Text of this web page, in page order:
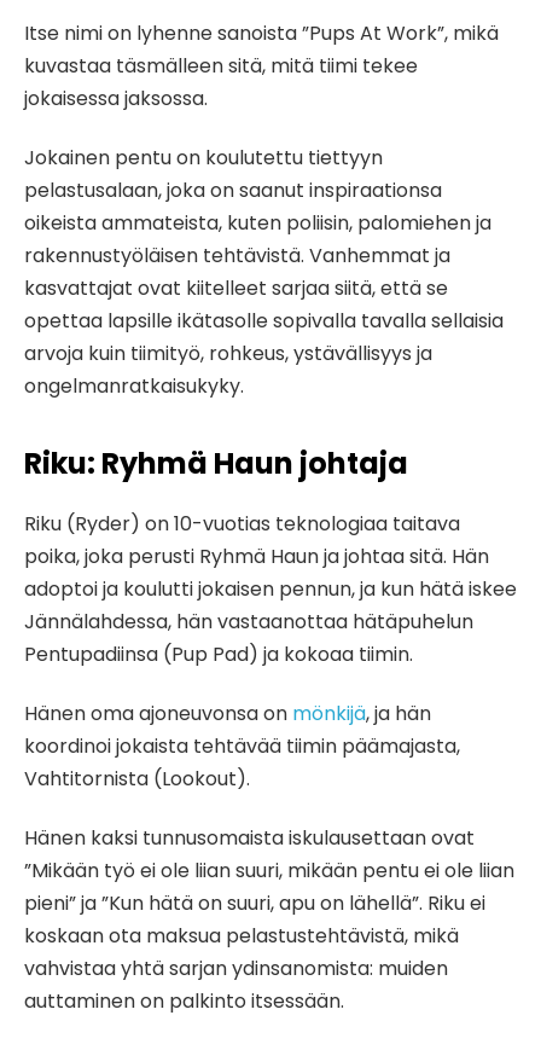
Itse nimi on lyhenne sanoista ”Pups At Work”, mikä
kuvastaa täsmälleen sitä, mitä tiimi tekee
jokaisessa jaksossa.
Jokainen pentu on koulutettu tiettyyn
pelastusalaan, joka on saanut inspiraationsa
oikeista ammateista, kuten poliisin, palomiehen ja
rakennustyöläisen tehtävistä. Vanhemmat ja
kasvattajat ovat kiitelleet sarjaa siitä, että se
opettaa lapsille ikätasolle sopivalla tavalla sellaisia
arvoja kuin tiimityö, rohkeus, ystävällisyys ja
ongelmanratkaisukyky.
Riku: Ryhmä Haun johtaja
Riku (Ryder) on 10-vuotias teknologiaa taitava
poika, joka perusti Ryhmä Haun ja johtaa sitä. Hän
adoptoi ja koulutti jokaisen pennun, ja kun hätä iskee
Jännälahdessa, hän vastaanottaa hätäpuhelun
Pentupadiinsa (Pup Pad) ja kokoaa tiimin.
Hänen oma ajoneuvonsa on mönkijä, ja hän
koordinoi jokaista tehtävää tiimin päämajasta,
Vahtitornista (Lookout).
Hänen kaksi tunnusomaista iskulausettaan ovat
”Mikään työ ei ole liian suuri, mikään pentu ei ole liian
pieni” ja ”Kun hätä on suuri, apu on lähellä”. Riku ei
koskaan ota maksua pelastustehtävistä, mikä
vahvistaa yhtä sarjan ydinsanomista: muiden
auttaminen on palkinto itsessään.